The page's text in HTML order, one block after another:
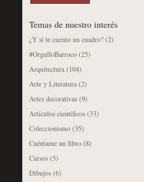
Temas de nuestro interés
¿Y si te cuento un cuadro?(2)
#OrgulloBarroco(25)
Arquitectura(104)
Arte y Literatura(2)
Artes decorativas(9)
Artículos científicos(33)
Coleccionismo(35)
Cuéntame un libro(8)
Cursos(5)
Dibujos(6)